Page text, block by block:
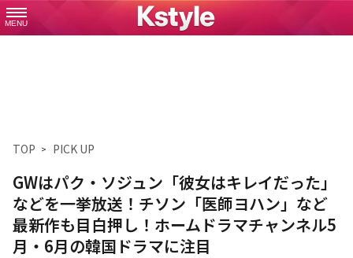
MENU
TOP PICK UP
GWはパク・ソジュン「彼女はキレイだった」
などを一挙放送！チソン「医師ヨハン」など
最新作も目白押し！ホームドラマチャンネル5
月・6月の韓国ドラマに注目